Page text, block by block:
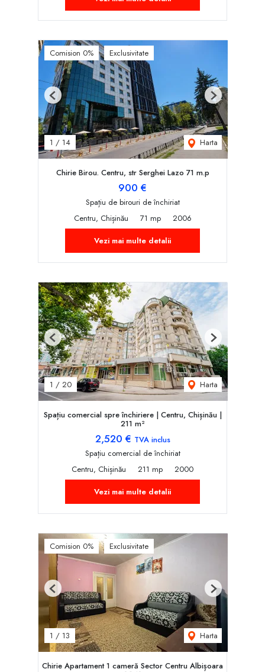
Comision 0% Exclusivitate
1 / 14 Harta
Previous Next
Chirie Birou. Centru, str Serghei Lazo 71 m.p
900 €
Spațiu de birouri de închiriat
Centru, Chișinău
71 mp
2006
Vezi mai multe detalii
1 / 20 Harta
Previous Next
Spațiu comercial spre închiriere | Centru, Chișinău |
211 m²
2,520 € TVA inclus
Spațiu comercial de închiriat
Centru, Chișinău
211 mp
2000
Vezi mai multe detalii
Comision 0% Exclusivitate
1 / 13 Harta
Previous Next
Chirie Apartament 1 cameră Sector Centru Albișoara